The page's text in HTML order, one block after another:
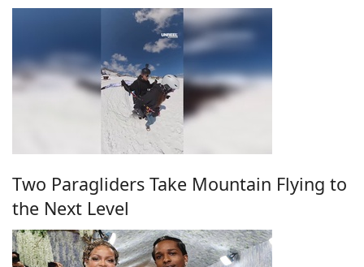
Two Paragliders Take Mountain Flying to
the Next Level